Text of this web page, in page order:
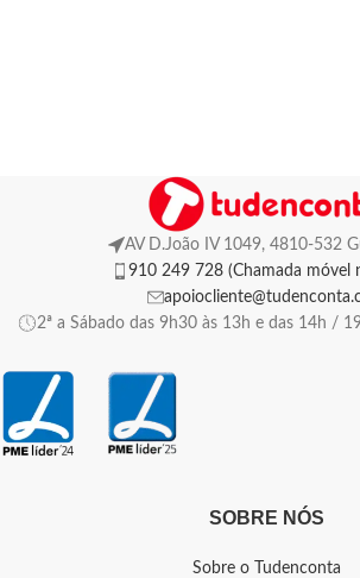
AV D.João IV 1049, 4810-532
910 249 728 (Chamada móvel
2ª a Sábado das 9h30 às 13h e das 14h /
SOBRE NÓS
Sobre o Tudenconta